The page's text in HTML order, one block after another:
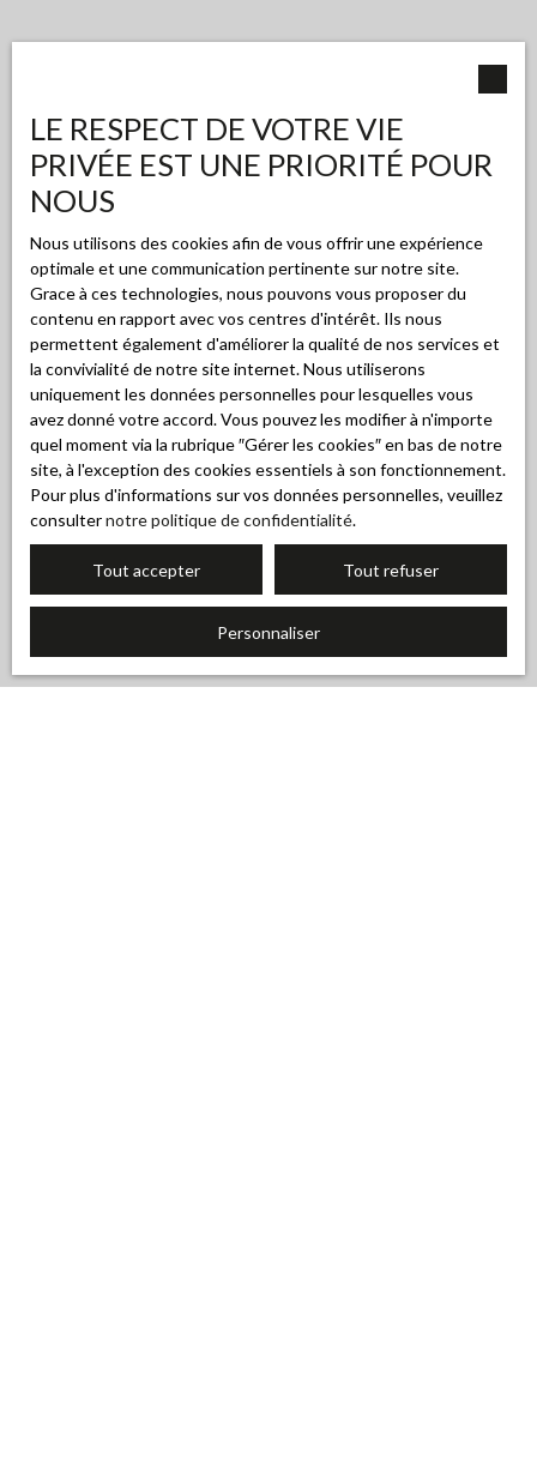
LE RESPECT DE VOTRE VIE
PRIVÉE EST UNE PRIORITÉ POUR
NOUS
Nous utilisons des cookies afin de vous offrir une expérience
optimale et une communication pertinente sur notre site.
Grace à ces technologies, nous pouvons vous proposer du
contenu en rapport avec vos centres d'intérêt. Ils nous
permettent également d'améliorer la qualité de nos services et
la convivialité de notre site internet. Nous utiliserons
uniquement les données personnelles pour lesquelles vous
avez donné votre accord. Vous pouvez les modifier à n'importe
quel moment via la rubrique ″Gérer les cookies″ en bas de notre
site, à l'exception des cookies essentiels à son fonctionnement.
Pour plus d'informations sur vos données personnelles, veuillez
consulternotre politique de confidentialité.
Tout accepter Tout refuser
Personnaliser